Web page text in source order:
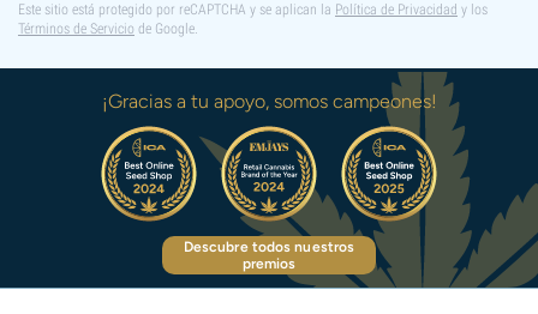
Este sitio está protegido por reCAPTCHA y se aplican la Política de Privacidad y los
Términos de Servicio de Google.
¡Gracias a tu apoyo, somos campeones!
Descubre todos nuestros
premios